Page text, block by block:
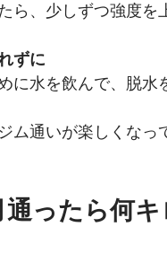
ら、少しずつ強度を
ずに
に水を飲んで、脱水
ム通いが楽しくなっ
通ったら何